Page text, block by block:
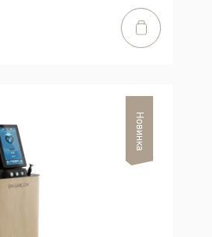
Новинка